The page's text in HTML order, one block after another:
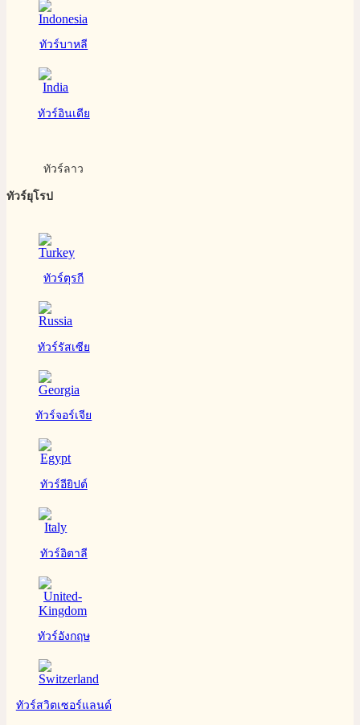
ทัวร์บาหลี
ทัวร์อินเดีย
ทัวร์ลาว
ทัวร์ยุโรป
ทัวร์ตุรกี
ทัวร์รัสเซีย
ทัวร์จอร์เจีย
ทัวร์อียิปต์
ทัวร์อิตาลี
ทัวร์อังกฤษ
ทัวร์สวิตเซอร์แลนด์